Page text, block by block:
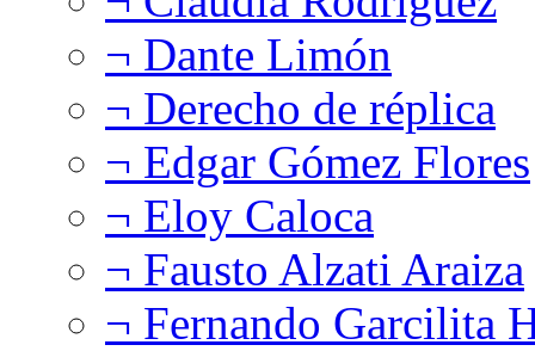
¬ Dante Limón
¬ Derecho de réplica
¬ Edgar Gómez Flores
¬ Eloy Caloca
¬ Fausto Alzati Araiza
¬ Fernando Garcilita